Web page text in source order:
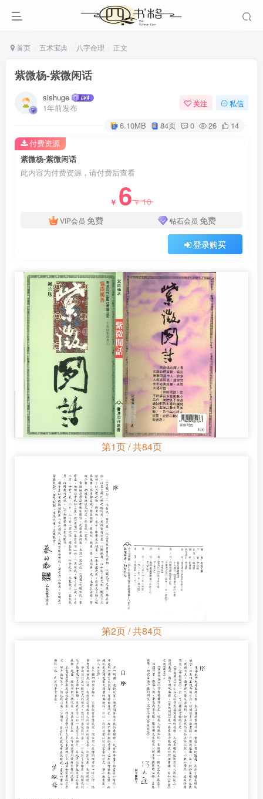
首页 五术宝典 八字命理 正文
紫微杨-紫微闲话
sishuge
1年前发布
关注 私信
6.10MB 84页 0 26 14
紫微杨-紫微闲话
此内容为付费资源，请付费后查看
￥ 6￥10
VIP会员 免费 钻石会员 免费
登录购买
付费资源
第1页 / 共84页
第2页 / 共84页